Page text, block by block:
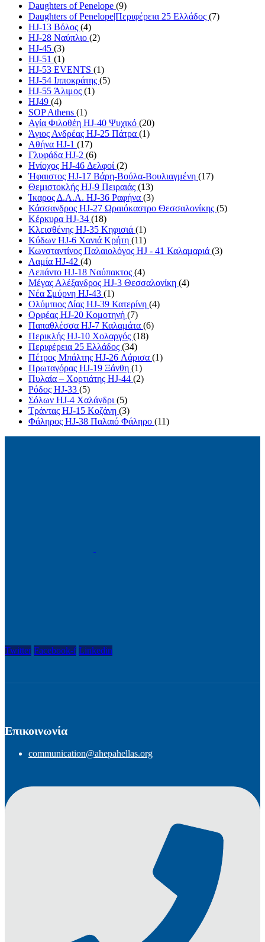
Daughters of Penelope (9)
Daughters of Penelope|Περιφέρεια 25 Ελλάδος (7)
HJ-13 Βόλος (4)
HJ-28 Ναύπλιο (2)
HJ-45 (3)
HJ-51 (1)
HJ-53 EVENTS (1)
HJ-54 Ιπποκράτης (5)
HJ-55 Άλιμος (1)
HJ49 (4)
SOP Athens (1)
Αγία Φιλοθέη HJ-40 Ψυχικό (20)
Άγιος Ανδρέας HJ-25 Πάτρα (1)
Αθήνα HJ-1 (17)
Γλυφάδα HJ-2 (6)
Ηνίοχος HJ-46 Δελφοί (2)
Ήφαιστος HJ-17 Βάρη-Βούλα-Βουλιαγμένη (17)
Θεμιστοκλής HJ-9 Πειραιάς (13)
Ίκαρος Δ.Α.Α. HJ-36 Ραφήνα (3)
Κάσσανδρος HJ-27 Ωραιόκαστρο Θεσσαλονίκης (5)
Κέρκυρα HJ-34 (18)
Κλεισθένης HJ-35 Κηφισιά (1)
Κύδων HJ-6 Χανιά Κρήτη (11)
Κωνσταντίνος Παλαιολόγος HJ - 41 Καλαμαριά (3)
Λαμία HJ-42 (4)
Λεπάντο HJ-18 Ναύπακτος (4)
Μέγας Αλέξανδρος HJ-3 Θεσσαλονίκη (4)
Νέα Σμύρνη HJ-43 (1)
Ολύμπιος Δίας HJ-39 Κατερίνη (4)
Ορφέας HJ-20 Κομοτηνή (7)
Παπαθλέσσα HJ-7 Καλαμάτα (6)
Περικλής HJ-10 Χολαργός (18)
Περιφέρεια 25 Ελλάδος (34)
Πέτρος Μπάλτης HJ-26 Λάρισα (1)
Πρωταγόρας HJ-19 Ξάνθη (1)
Πυλαία – Χορτιάτης HJ-44 (2)
Ρόδος HJ-33 (5)
Σόλων HJ-4 Χαλάνδρι (5)
Τράντας HJ-15 Κοζάνη (3)
Φάληρος HJ-38 Παλαιό Φάληρο (11)
Twitter Facebook-f Linkedin
Επικοινωνία
communication@ahepahellas.org